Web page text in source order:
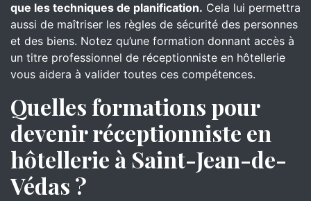
que les techniques de planification. Cela lui permettra
aussi de maîtriser les règles de sécurité des personnes
et des biens. Notez qu’une formation donnant accès à
un titre professionnel de réceptionniste en hôtellerie
vous aidera à valider toutes ces compétences.
Quelles formations pour
devenir réceptionniste en
hôtellerie à Saint-Jean-de-
Védas ?